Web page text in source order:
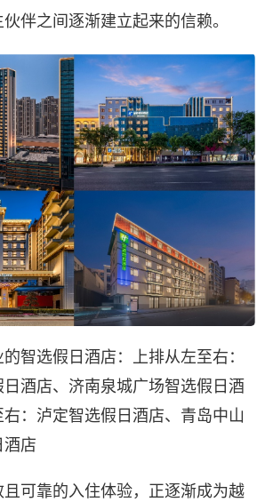
伴之间逐渐建立起来的信赖。
智选假日酒店：上排从左至右：
酒店、济南泉城广场智选假日酒
：泸定智选假日酒店、青岛中山
酒店
可靠的入住体验，正逐渐成为越